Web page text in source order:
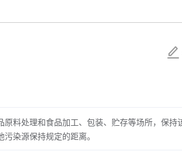
料处理和食品加工、包装、贮存等场所，保持
染源保持规定的距离。